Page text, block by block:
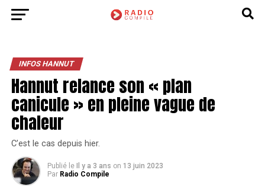
INFOS HANNUT
Hannut relance son « plan
canicule » en pleine vague de
chaleur
C’est le cas depuis hier.
Publié le Il y a 3 ans on 13 juin 2023
Par Radio Compile